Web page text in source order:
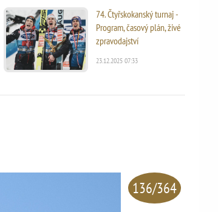
74. Čtyřskokanský turnaj -
Program, časový plán, živé
zpravodajství
23.12.2025 07:33
136/364